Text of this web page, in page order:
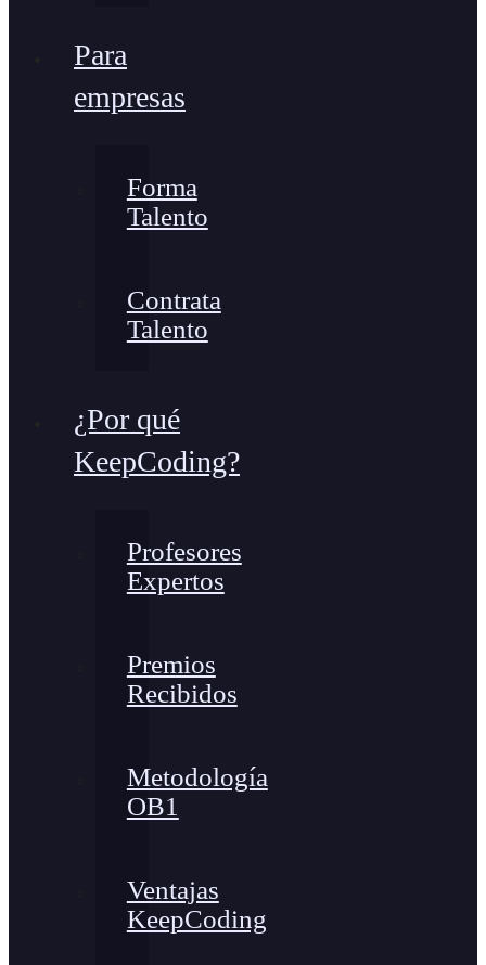
Para
empresas
Forma
Talento
Contrata
Talento
¿Por qué
KeepCoding?
Profesores
Expertos
Premios
Recibidos
Metodología
OB1
Ventajas
KeepCoding